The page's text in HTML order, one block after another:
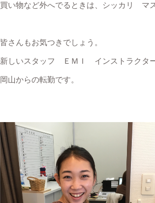
買い物など外へでるときは、シッカリ マ
皆さんもお気つきでしょう。
新しいスタッフ ＥＭＩ インストラ
岡山からの転勤です。